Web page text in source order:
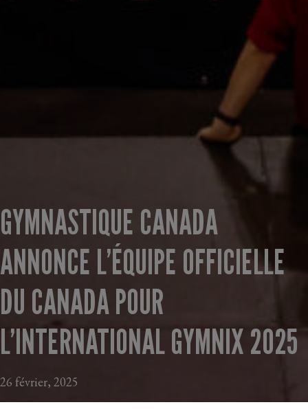
GYMNASTIQUE CANADA
ANNONCE L’ÉQUIPE OFFICIELLE
DU CANADA POUR
L’INTERNATIONAL GYMNIX 2025
26 février, 2025